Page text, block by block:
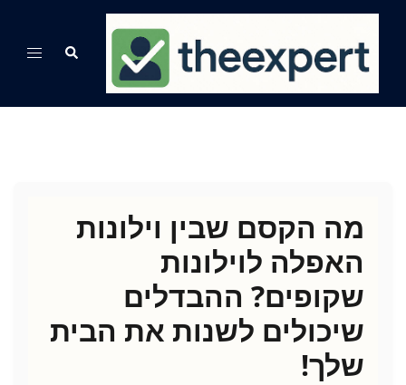
content
Search
Toggle
מה הקסם שבין וילונות
האפלה לוילונות
שקופים? ההבדלים
שיכולים לשנות את הבית
שלך!